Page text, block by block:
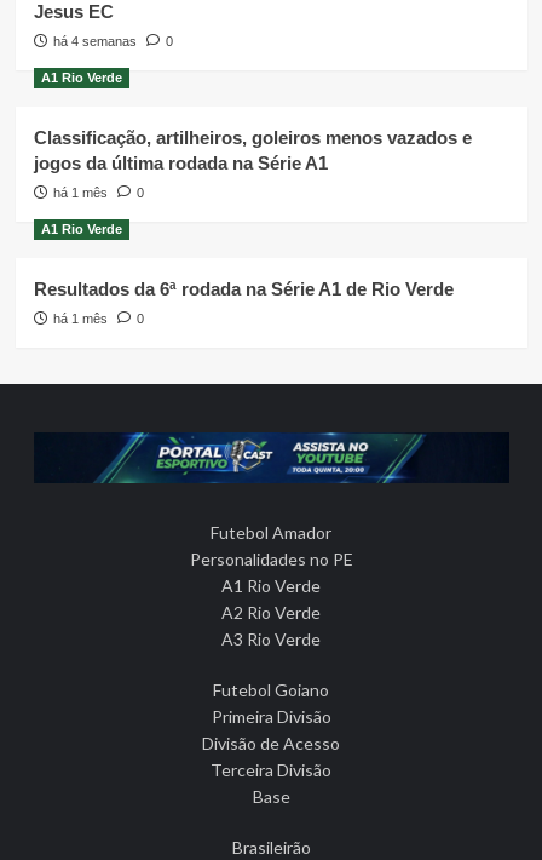
Jesus EC
há 4 semanas 0
A1 Rio Verde
Classificação, artilheiros, goleiros menos vazados e
jogos da última rodada na Série A1
há 1 mês 0
A1 Rio Verde
Resultados da 6ª rodada na Série A1 de Rio Verde
há 1 mês 0
Futebol Amador
Personalidades no PE
A1 Rio Verde
A2 Rio Verde
A3 Rio Verde
Futebol Goiano
Primeira Divisão
Divisão de Acesso
Terceira Divisão
Base
Brasileirão